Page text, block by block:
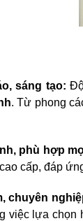
sáng tạo:
. Từ phong
phù hợp
cấp, đáp
chuyên
việc lựa